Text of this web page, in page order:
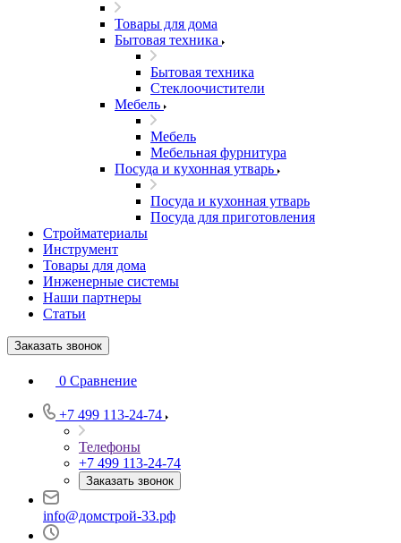
Товары для дома
Бытовая техника
Бытовая техника
Стеклоочистители
Мебель
Мебель
Мебельная фурнитура
Посуда и кухонная утварь
Посуда и кухонная утварь
Посуда для приготовления
Стройматериалы
Инструмент
Товары для дома
Инженерные системы
Наши партнеры
Статьи
Заказать звонок
0 Сравнение
+7 499 113-24-74
Телефоны
+7 499 113-24-74
Заказать звонок
info@домстрой-33.рф